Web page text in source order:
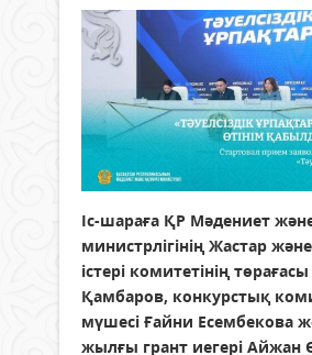
Іс-шараға ҚР Мәдениет
министрлігінің Жастар
істері комитетінің
Қамбаров, конкурстық
мүшесі Ғайни Есембекова
жылғы грант иегері Айжан